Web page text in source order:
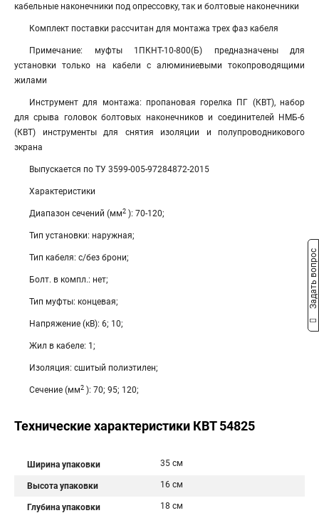
кабельные наконечники под опрессовку, так и болтовые наконечники
Комплект поставки рассчитан для монтажа трех фаз кабеля
Примечание: муфты 1ПКНТ-10-800(Б) предназначены для
установки только на кабели с алюминиевыми токопроводящими
жилами
Инструмент для монтажа: пропановая горелка ПГ (КВТ), набор
для срыва головок болтовых наконечников и соединителей НМБ-6
(КВТ) инструменты для снятия изоляции и полупроводникового
экрана
Выпускается по ТУ 3599-005-97284872-2015
Характеристики
Диапазон сечений (мм2 ): 70-120;
Тип установки: наружная;
Тип кабеля: с/без брони;
Болт. в компл.: нет;
Тип муфты: концевая;
Напряжение (кВ): 6; 10;
Жил в кабеле: 1;
Изоляция: сшитый полиэтилен;
Сечение (мм2 ): 70; 95; 120;
Технические характеристики КВТ 54825
Ширина упаковки 35 см
Высота упаковки 16 см
Глубина упаковки 18 см
Задать вопрос